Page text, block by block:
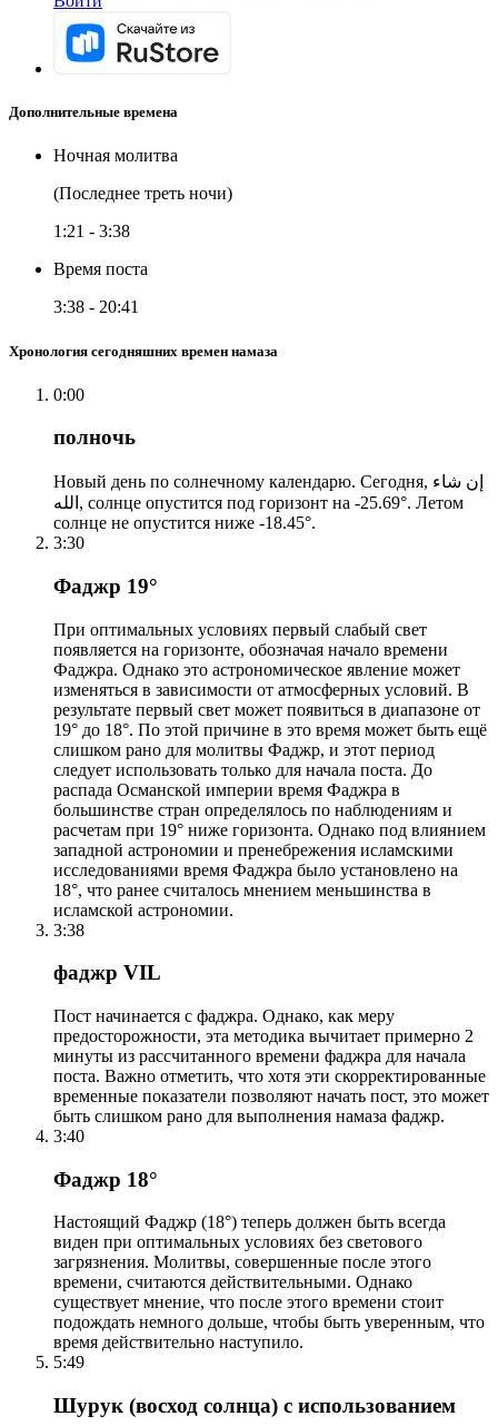
Дополнительные времена
Ночная молитва
(Последнее треть ночи)
1:21 - 3:38
Время поста
3:38 - 20:41
Хронология сегодняшних времен намаза
0:00
полночь
Новый день по солнечному календарю. Сегодня, إن شاء
الله, солнце опустится под горизонт на -25.69°. Летом
солнце не опустится ниже -18.45°.
3:30
Фаджр 19°
При оптимальных условиях первый слабый свет
появляется на горизонте, обозначая начало времени
Фаджра. Однако это астрономическое явление может
изменяться в зависимости от атмосферных условий. В
результате первый свет может появиться в диапазоне от
19° до 18°. По этой причине в это время может быть ещё
слишком рано для молитвы Фаджр, и этот период
следует использовать только для начала поста. До
распада Османской империи время Фаджра в
большинстве стран определялось по наблюдениям и
расчетам при 19° ниже горизонта. Однако под влиянием
западной астрономии и пренебрежения исламскими
исследованиями время Фаджра было установлено на
18°, что ранее считалось мнением меньшинства в
исламской астрономии.
3:38
фаджр VIL
Пост начинается с фаджра. Однако, как меру
предосторожности, эта методика вычитает примерно 2
минуты из рассчитанного времени фаджра для начала
поста. Важно отметить, что хотя эти скорректированные
временные показатели позволяют начать пост, это может
быть слишком рано для выполнения намаза фаджр.
3:40
Фаджр 18°
Настоящий Фаджр (18°) теперь должен быть всегда
виден при оптимальных условиях без светового
загрязнения. Молитвы, совершенные после этого
времени, считаются действительными. Однако
существует мнение, что после этого времени стоит
подождать немного дольше, чтобы быть уверенным, что
время действительно наступило.
5:49
Шурук (восход солнца) с использованием